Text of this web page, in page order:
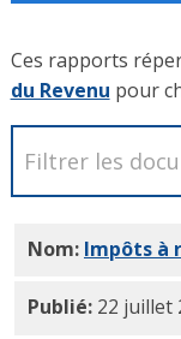
Ces rapports
du Revenu pour
Nom: Impôts à
Publié: 22 juillet